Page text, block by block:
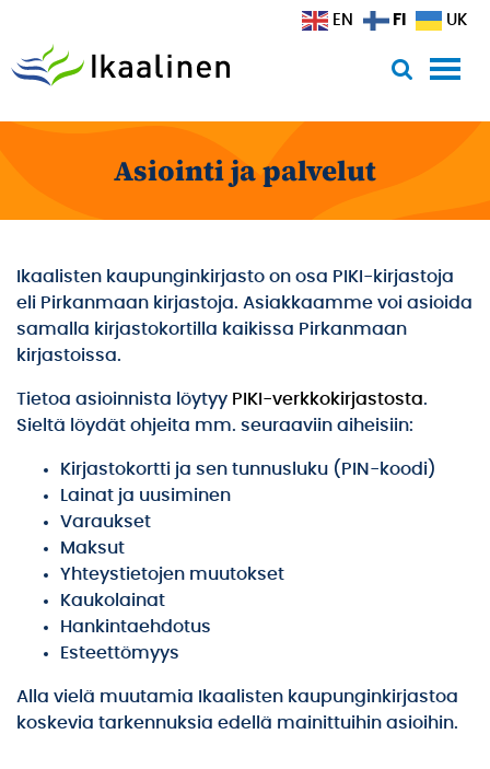
Asiointi ja palvelut
Ikaalisten kaupunginkirjasto on osa PIKI-kirjastoja
eli Pirkanmaan kirjastoja. Asiakkaamme voi asioida
samalla kirjastokortilla kaikissa Pirkanmaan
kirjastoissa.
Tietoa asioinnista löytyy PIKI-verkkokirjastosta.
Sieltä löydät ohjeita mm. seuraaviin aiheisiin:
Kirjastokortti ja sen tunnusluku (PIN-koodi)
Lainat ja uusiminen
Varaukset
Maksut
Yhteystietojen muutokset
Kaukolainat
Hankintaehdotus
Esteettömyys
Alla vielä muutamia Ikaalisten kaupunginkirjastoa
koskevia tarkennuksia edellä mainittuihin asioihin.
EN FI UK